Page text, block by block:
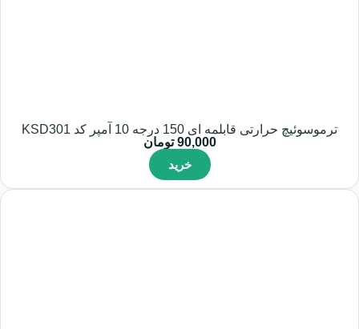
ترموسوئیچ حرارتی قابلمه ای 150 درجه 10 آمپر کد KSD301
90,000 تومان
خرید